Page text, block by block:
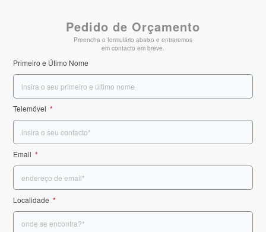
Pedido de Orçamento
Preencha o formulário abaixo e entraremos
em contacto em breve.
Primeiro e Útimo Nome
Telemóvel
Email
Localidade